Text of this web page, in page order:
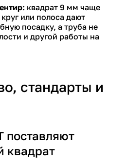
квадрат 9 мм чаще
или полоса дают
посадку, а труба не
и другой работы на
стандарты и
поставляют
квадрат